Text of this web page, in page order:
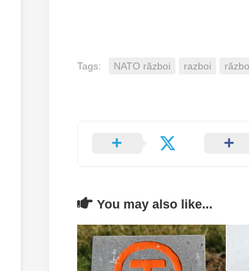
Tags: NATO război razboi
You may also like...